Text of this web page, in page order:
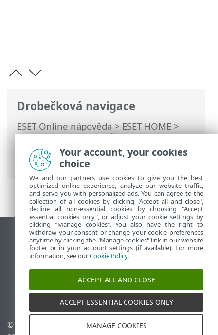
Drobečková navigace
ESET Online nápověda>ESET HOME>
Práce s ESET HOME>Členové>Funkce
ESET přiřazené členovi> Anti-Theft>
Zařízení chráněná Anti-Theft
Zobrazit verzi pro počítač
End of Life
ESET Databáze znalostí
ESET Forum
ESET Status Portal
Regionální podpora
© 1992 - 2026 ESET, spol. s
Spravovat cookies
Your account, your cookies
choice
We and our partners use cookies to give you the best
optimized online experience, analyze our website traffic,
and serve you with personalized ads. You can agree to the
collection of all cookies by clicking "Accept all and close",
decline all non-essential cookies by choosing "Accept
essential cookies only", or adjust your cookie settings by
clicking "Manage cookies". You also have the right to
withdraw your consent or change your cookie preferences
anytime by clicking the "Manage cookies" link in our website
footer or in your account settings (if available). For more
information, see ourCookie Policy.
ACCEPT ALL AND CLOSE
ACCEPT ESSENTIAL COOKIES ONLY
MANAGE COOKIES